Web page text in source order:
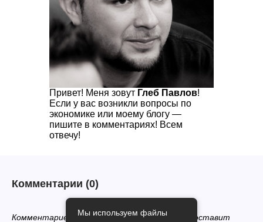
Привет! Меня зовут Глеб Павлов!
Если у вас возникли вопросы по
экономике или моему блогу —
пишите в комментариях! Всем
отвечу!
Комментарии (0)
Комментариев нет, будьте первым кто его оставит
Мы используем файлы